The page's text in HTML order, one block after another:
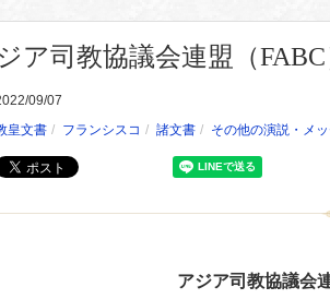
ア司教協議会連盟（
09/07
皇文書
フランシスコ 諸文書 その他の演説・メ
アジア司教協議会